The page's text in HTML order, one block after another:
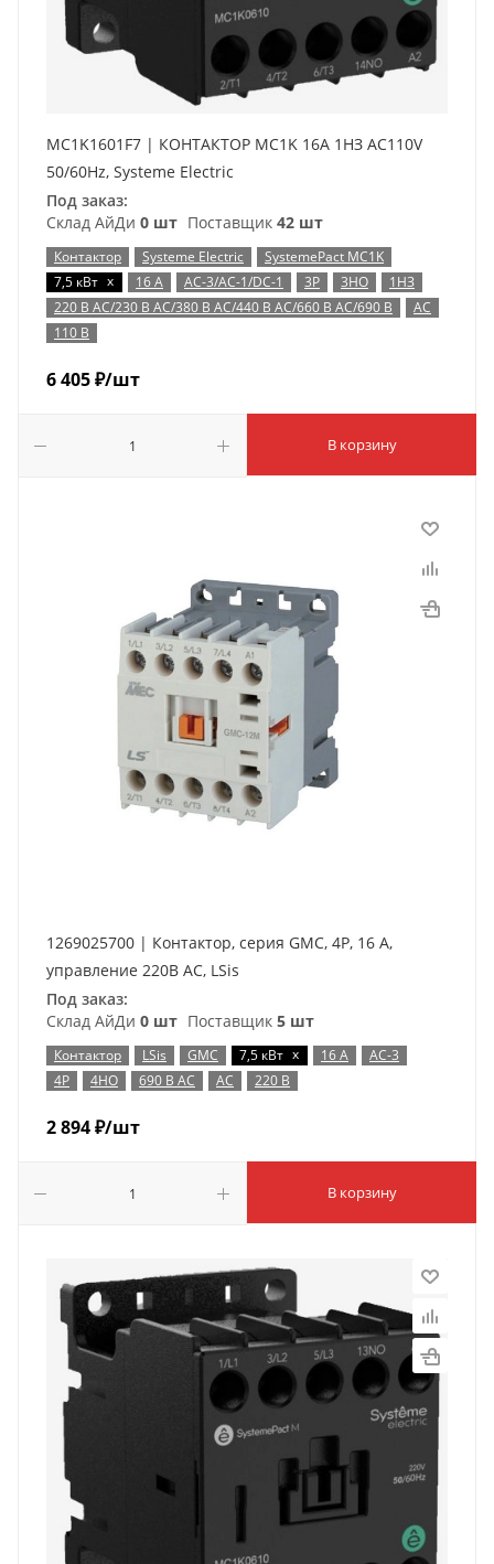
MC1K1601F7 | КОНТАКТОР MC1K 16A 1НЗ AC110V
50/60Hz, Systeme Electric
Под заказ:
Склад АйДи 0 шт Поставщик 42 шт
Контактор Systeme Electric
SystemePact MC1K
7,5 кВт x 16 А AC-3/AC-1/DC-1 3P 3НО
1НЗ
220 В AC/230 В AC/380 В AC/440 В AC/660 В AC/690 В
AC
110 В
6 405₽/шт
В корзину
1269025700 | Контактор, серия GMC, 4P, 16 А,
управление 220В AC, LSis
Под заказ:
Склад АйДи 0 шт Поставщик 5 шт
Контактор LSis GMC 7,5 кВт x 16 А
AC-3
4P
4НО 690 В AC AC 220 В
2 894₽/шт
В корзину